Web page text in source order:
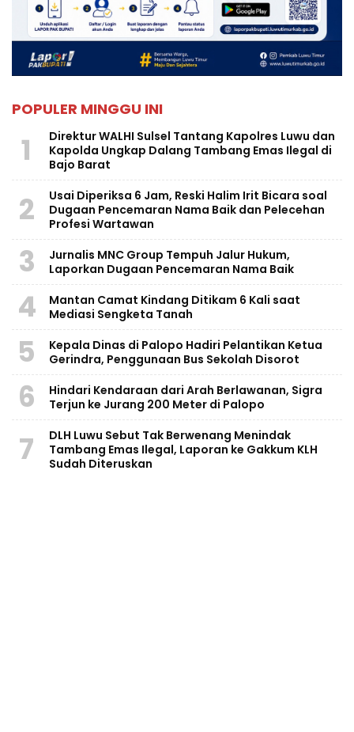
POPULER MINGGU INI
1
Direktur WALHI Sulsel Tantang Kapolres Luwu dan
Kapolda Ungkap Dalang Tambang Emas Ilegal di
Bajo Barat
2
Usai Diperiksa 6 Jam, Reski Halim Irit Bicara soal
Dugaan Pencemaran Nama Baik dan Pelecehan
Profesi Wartawan
3
Jurnalis MNC Group Tempuh Jalur Hukum,
Laporkan Dugaan Pencemaran Nama Baik
4
Mantan Camat Kindang Ditikam 6 Kali saat
Mediasi Sengketa Tanah
5
Kepala Dinas di Palopo Hadiri Pelantikan Ketua
Gerindra, Penggunaan Bus Sekolah Disorot
6
Hindari Kendaraan dari Arah Berlawanan, Sigra
Terjun ke Jurang 200 Meter di Palopo
7
DLH Luwu Sebut Tak Berwenang Menindak
Tambang Emas Ilegal, Laporan ke Gakkum KLH
Sudah Diteruskan